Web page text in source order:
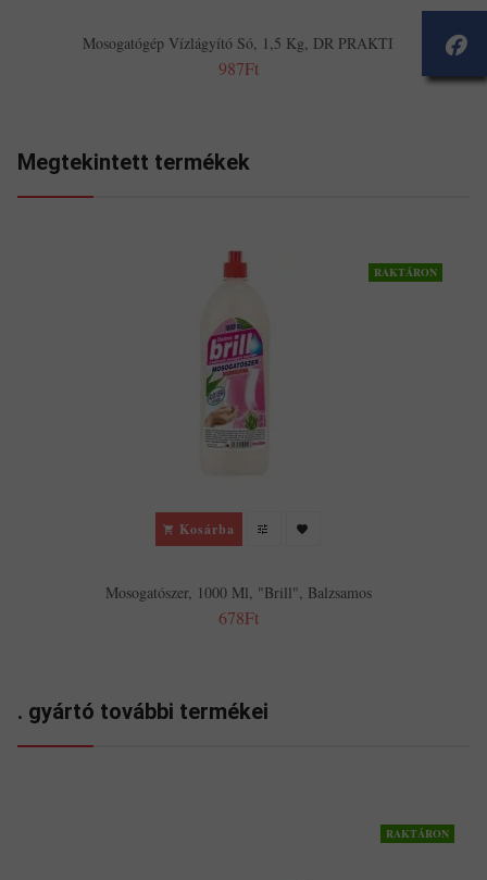
Mosogatógép Vízlágyító Só, 1,5 Kg, DR PRAKTI
987Ft
Megtekintett termékek
RAKTÁRON
Kosárba
Mosogatószer, 1000 Ml, "Brill", Balzsamos
678Ft
. gyártó további termékei
RAKTÁRON